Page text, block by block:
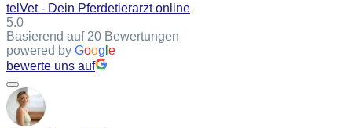
telVet - Dein Pferdetierarzt online
5.0
Basierend auf 20 Bewertungen
powered by Goog e
bewerte uns auf